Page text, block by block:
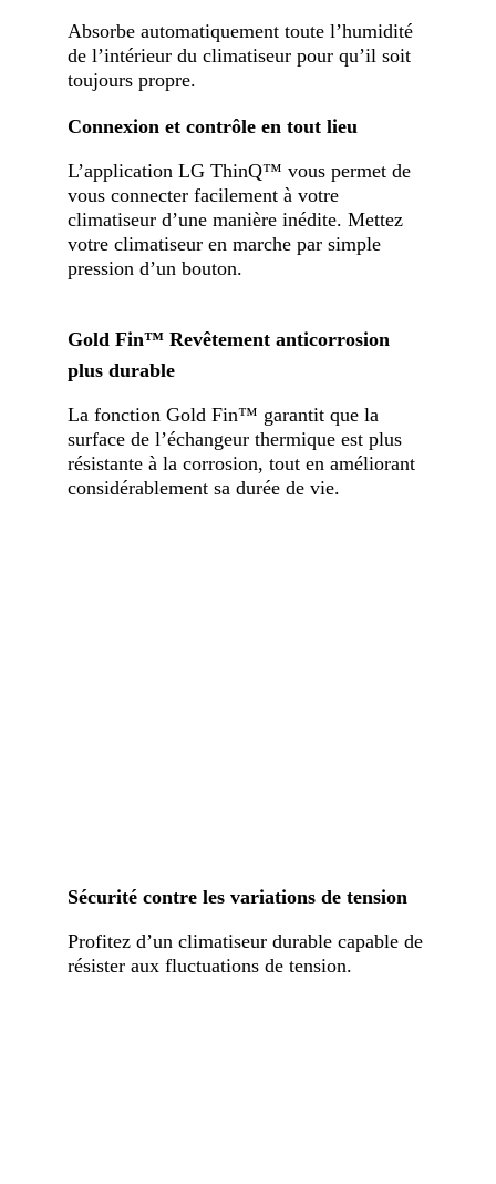
Absorbe automatiquement toute l’humidité
de l’intérieur du climatiseur pour qu’il soit
toujours propre.
Connexion et contrôle en tout lieu
L’application LG ThinQ™ vous permet de
vous connecter facilement à votre
climatiseur d’une manière inédite. Mettez
votre climatiseur en marche par simple
pression d’un bouton.
Gold Fin™ Revêtement anticorrosion
plus durable
La fonction Gold Fin™ garantit que la
surface de l’échangeur thermique est plus
résistante à la corrosion, tout en améliorant
considérablement sa durée de vie.
Sécurité contre les variations de tension
Profitez d’un climatiseur durable capable de
résister aux fluctuations de tension.